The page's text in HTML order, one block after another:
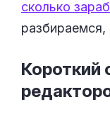
сколько
разбираемся,
Короткий